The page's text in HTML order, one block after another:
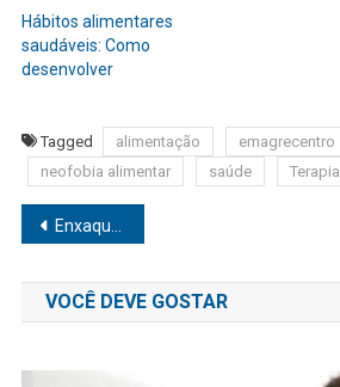
Hábitos alimentares
saudáveis: Como
desenvolver
Tagged alimentação emagrecentro
neofobia alimentar
saúde Terapia
Navegação
de
Post
Enxaqueca e sono: O que não te contaram sobre a relação
VOCÊ DEVE GOSTAR